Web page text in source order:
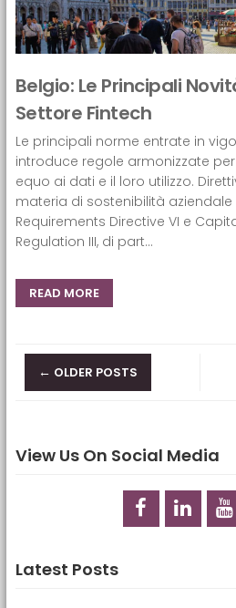
Belgio: Le Principali
Settore Fintech
Le principali norme entrate in
introduce regole armonizzate
equo ai dati e il loro utilizzo.
materia di sostenibilità aziendale
Requirements Directive VI e
Regulation III, di part...
READ MORE
Posts navigation
← OLDER POSTS
View Us On Social Media
Latest Posts